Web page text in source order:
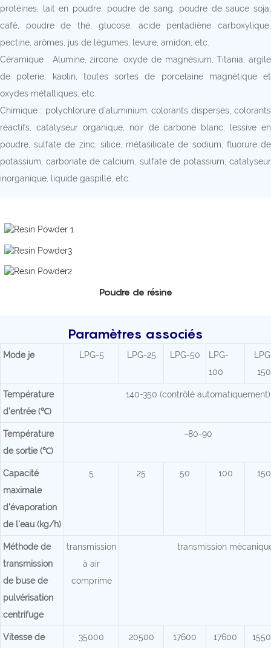
protéines, lait en poudre, poudre de sang, poudre de sauce soja,
café, poudre de thé, glucose, acide pentadiène carboxylique,
pectine, arômes, jus de légumes, levure, amidon, etc.
Céramique : Alumine, zircone, oxyde de magnésium, Titania, argile
de poterie, kaolin, toutes sortes de porcelaine magnétique et
oxydes métalliques, etc.
Chimique : polychlorure d'aluminium, colorants dispersés, colorants
réactifs, catalyseur organique, noir de carbone blanc, lessive en
poudre, sulfate de zinc, silice, métasilicate de sodium, fluorure de
potassium, carbonate de calcium, sulfate de potassium, catalyseur
inorganique, liquide gaspillé, etc.
Poudre de résine
Paramètres associés
Mode je LPG-5 LPG-25 LPG-50
LPG-
100
150
Température
d'entrée (℃)
140-350 (contrôlé automatiquement)
Température
de sortie (℃)
~80-90
Capacité
maximale
d'évaporation
de l'eau (kg/h)
5 25 50 100 150
Méthode de
transmission
de buse de
pulvérisation
centrifuge
transmission
à air
comprimé
transmission
Vitesse de 35000 20500 17600 17600